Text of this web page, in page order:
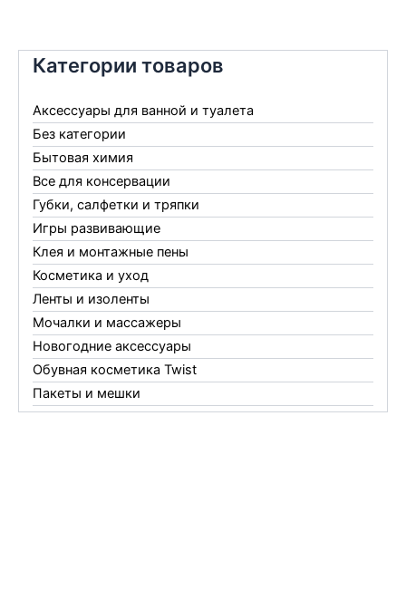
Категории товаров
Аксессуары для ванной и туалета
Без категории
Бытовая химия
Все для консервации
Губки, салфетки и тряпки
Игры развивающие
Клея и монтажные пены
Косметика и уход
Ленты и изоленты
Мочалки и массажеры
Новогодние аксессуары
Обувная косметика Twist
Пакеты и мешки
Перчатки